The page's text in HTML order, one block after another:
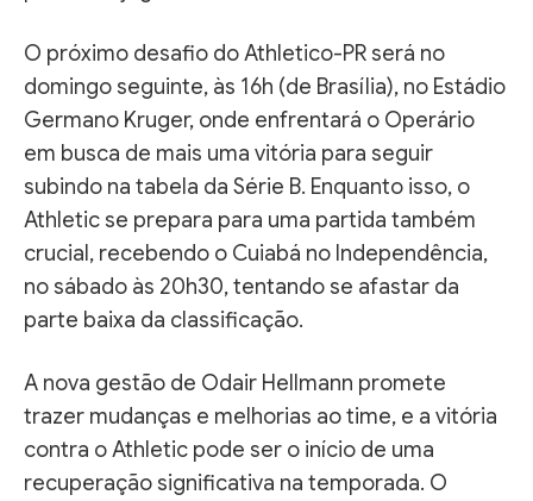
O próximo desafio do Athletico-PR será no
domingo seguinte, às 16h (de Brasília), no Estádio
Germano Kruger, onde enfrentará o Operário
em busca de mais uma vitória para seguir
subindo na tabela da Série B. Enquanto isso, o
Athletic se prepara para uma partida também
crucial, recebendo o Cuiabá no Independência,
no sábado às 20h30, tentando se afastar da
parte baixa da classificação.
A nova gestão de Odair Hellmann promete
trazer mudanças e melhorias ao time, e a vitória
contra o Athletic pode ser o início de uma
recuperação significativa na temporada. O